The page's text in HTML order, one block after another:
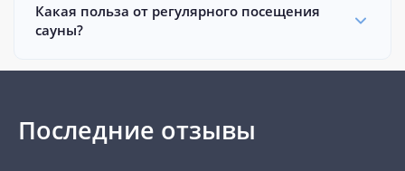
Какая польза от регулярного посещения
сауны?
Последние отзывы